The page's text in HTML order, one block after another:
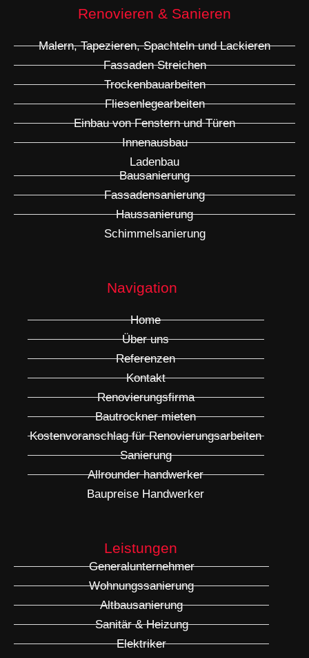
Renovieren & Sanieren
Malern, Tapezieren, Spachteln und Lackieren
Fassaden Streichen
Trockenbauarbeiten
Fliesenlegearbeiten
Einbau von Fenstern und Türen
Innenausbau
Ladenbau
Bausanierung
Fassadensanierung
Haussanierung
Schimmelsanierung
Navigation
Home
Über uns
Referenzen
Kontakt
Renovierungsfirma
Bautrockner mieten
Kostenvoranschlag für Renovierungsarbeiten
Sanierung
Allrounder handwerker
Baupreise Handwerker
Leistungen
Generalunternehmer
Wohnungssanierung
Altbausanierung
Sanitär & Heizung
Elektriker